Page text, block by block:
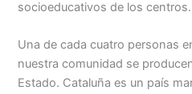
socioeducativos de los centros.
Una de cada cuatro personas
nuestra comunidad se
Estado. Cataluña es un país